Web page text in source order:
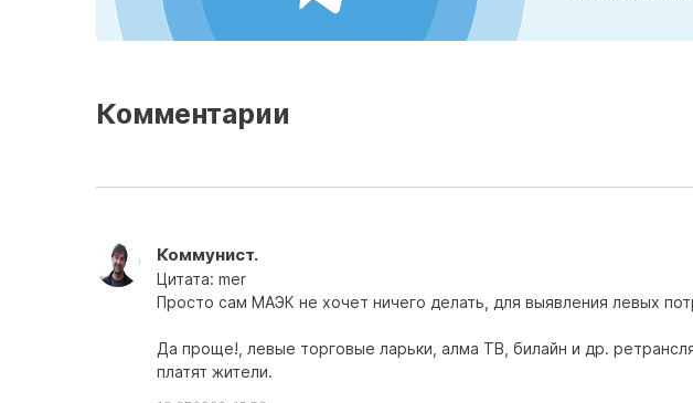
Комментарии
Коммунист.
Цитата: mer
Просто сам МАЭК не хочет ничего делать, для выявления левых
Да проще!, левые торговые ларьки, алма ТВ, билайн и др.
платят жители.